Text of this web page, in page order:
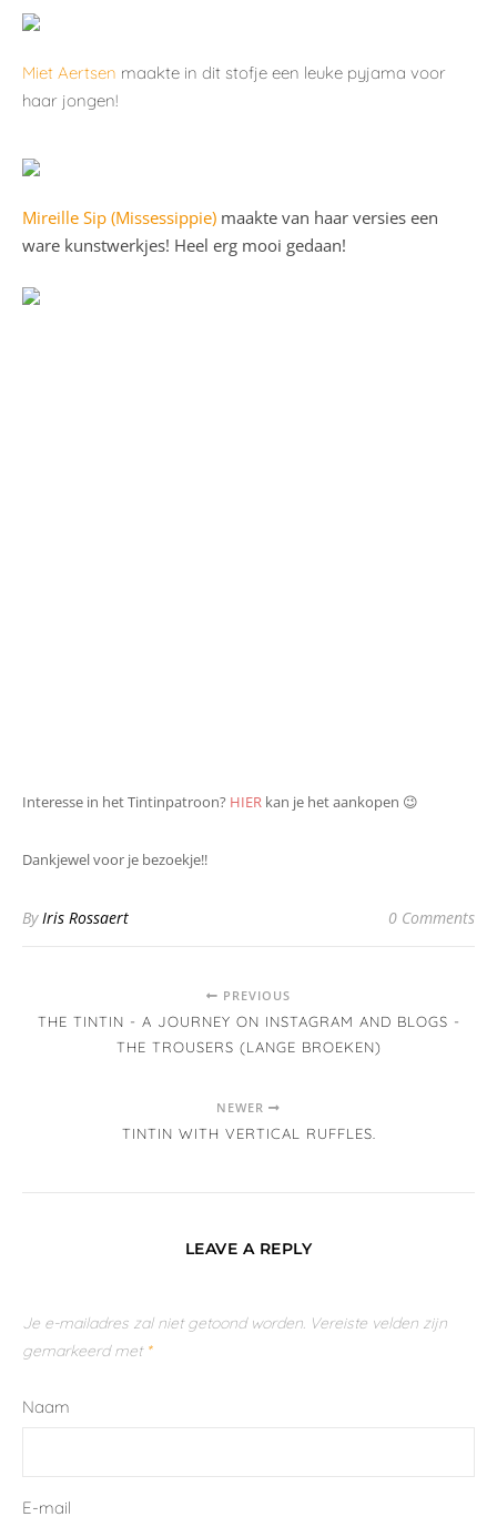
Miet Aertsen maakte in dit stofje een leuke pyjama voor
haar jongen!
Mireille Sip (Missessippie) maakte van haar versies een
ware kunstwerkjes! Heel erg mooi gedaan!
Interesse in het Tintinpatroon? HIER kan je het aankopen 😉
Dankjewel voor je bezoekje!!
ByIris Rossaert 0 Comments
PREVIOUS
THE TINTIN - A JOURNEY ON INSTAGRAM AND BLOGS -
THE TROUSERS (LANGE BROEKEN)
NEWER
TINTIN WITH VERTICAL RUFFLES.
LEAVE A REPLY
Je e-mailadres zal niet getoond worden. Vereiste velden zijn
gemarkeerd met *
Naam
E-mail